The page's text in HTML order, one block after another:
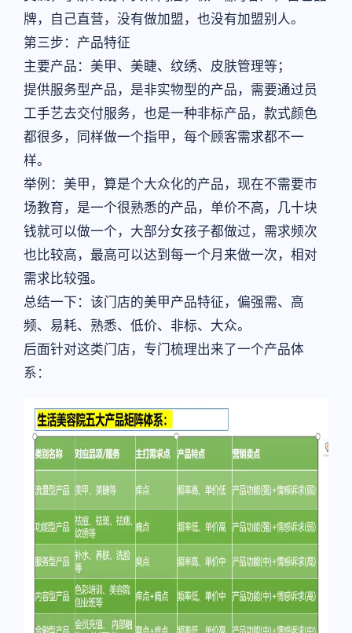
牌，自己直营，没有做加盟，也没有加盟别人。
第三步：产品特征
主要产品：美甲、美睫、纹绣、皮肤管理等；
提供服务型产品，是非实物型的产品，需要通过员
工手艺去交付服务，也是一种非标产品，款式颜色
都很多，同样做一个指甲，每个顾客需求都不一
样。
举例：美甲，算是个大众化的产品，现在不需要市
场教育，是一个很熟悉的产品，单价不高，几十块
钱就可以做一个，大部分女孩子都做过，需求频次
也比较高，最高可以达到每一个月来做一次，相对
需求比较强。
总结一下：该门店的美甲产品特征，偏强需、高
频、易耗、熟悉、低价、非标、大众。
后面针对这类门店，专门梳理出来了一个产品体
系：